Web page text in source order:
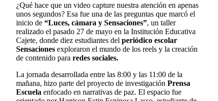
¿Qué hace que un video capture nuestra atención en apenas
unos segundos? Esa fue una de las preguntas que marcó el
inicio de “Luces, cámara y Sensaciones”, un taller
realizado el pasado 27 de mayo en la Institución Educativa
Cajete, donde diez estudiantes del periódico escolar
Sensaciones exploraron el mundo de los reels y la creación
de contenido para redes sociales.
La jornada desarrollada entre las 8:00 y las 11:00 de la
mañana, hizo parte del proyecto de investigación Prensa
Escuela enfocado en narrativas de paz. El espacio fue